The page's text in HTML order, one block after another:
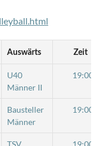
Auswärts Zeit
U40
Männer II
19:00
Bausteller
Männer
19:00
TSV
19:00